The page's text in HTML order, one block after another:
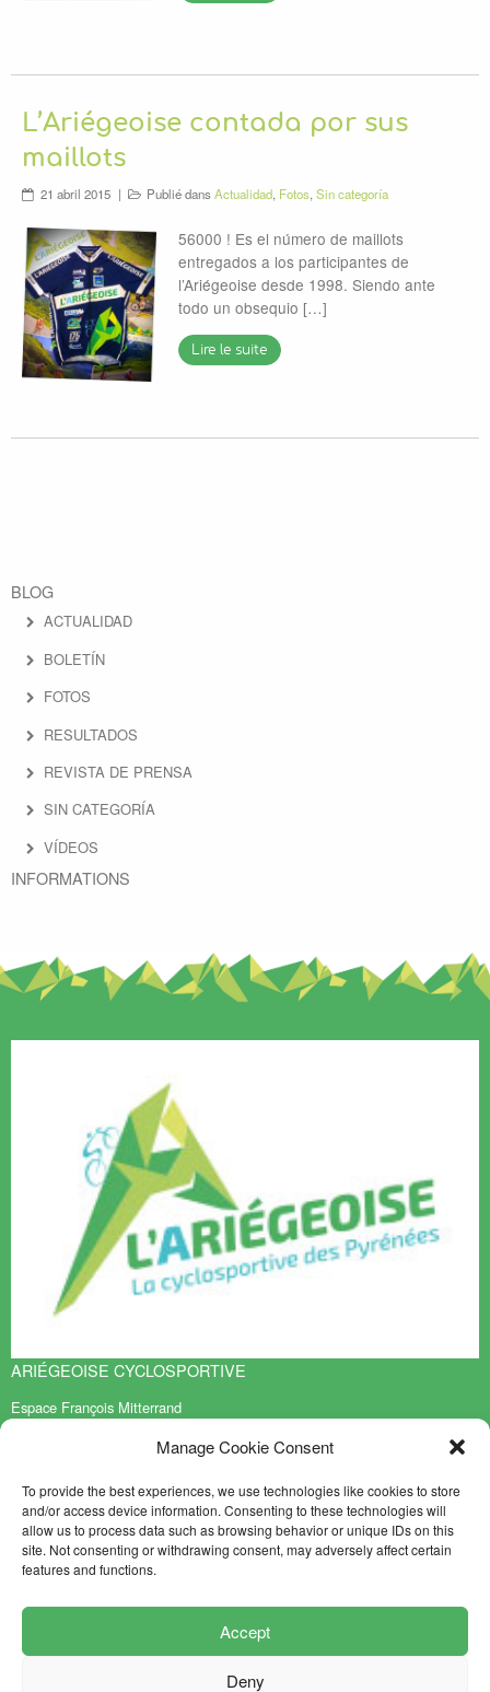
Manage Cookie Consent
To provide the best experiences, we use technologies like cookies to store
and/or access device information. Consenting to these technologies will
allow us to process data such as browsing behavior or unique IDs on this
site. Not consenting or withdrawing consent, may adversely affect certain
features and functions.
Accept
Deny
BLOG
ACTUALIDAD
BOLETÍN
FOTOS
RESULTADOS
REVISTA DE PRENSA
SIN CATEGORÍA
VÍDEOS
INFORMATIONS
L’Ariégeoise contada por sus
maillots
21 abril 2015 Publié dansActualidad, Fotos,Sin categoría
56000 ! Es el número de maillots
entregados a los participantes de
l’Ariégeoise desde 1998. Siendo ante
todo un obsequio […]
Lire le suite
ARIÉGEOISE CYCLOSPORTIVE
Espace François Mitterrand
09401 TARASCON sur ARIEGE Cedex
Contacto
Mapa del sitio
NEWSLETTER
SUIVEZ-NOUS